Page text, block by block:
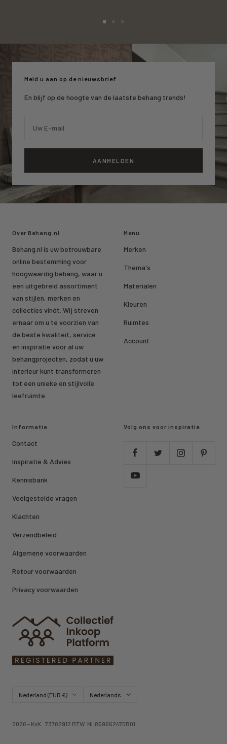
1
2
slide
3
Meld u aan op de nieuwsbrief
En blijf op de hoogte van de laatste behang trends!
Uw E-mail
AANMELDEN
Over Behang.nl
Behang.nl is uw betrouwbare
online bestemming voor
hoogwaardig behang, waar u
een uitgebreid assortiment
van stijlen, merken en
collecties vindt. Wij streven
ernaar om u te voorzien van
de beste kwaliteit, service
en inspiratie voor al uw
behangprojecten, zodat u uw
interieur kunt transformeren
tot een unieke en stijlvolle
leefruimte.
Menu
Merken
Thema's
Materialen
Kleuren
Ruimtes
Account
Informatie
Contact
Inspiratie & Advies
Kennisbank
Veelgestelde vragen
Klachten
Verzendbeleid
Algemene voorwaarden
Retour voorwaarden
Privacy voorwaarden
Volg ons voor inspiratie
Land/regio Nederland (EUR €) TaalNederlands
2026 - KvK.: 73782912 BTW: NL859662470B01